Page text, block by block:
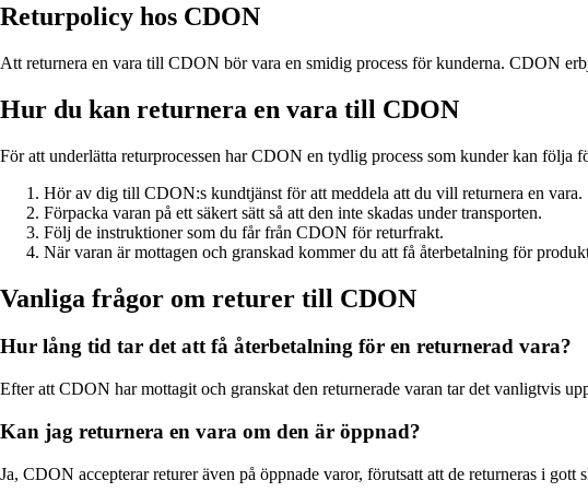
Returpolicy hos CDON
Att returnera en vara till CDON bör vara en smidig process för kunderna. CDON
Hur du kan returnera en vara till CDON
För att underlätta returprocessen har CDON en tydlig process som kunder kan
Hör av dig till CDON:s kundtjänst för att meddela att du vill returnera en vara.
Förpacka varan på ett säkert sätt så att den inte skadas under transporten.
Följ de instruktioner som du får från CDON för returfrakt.
När varan är mottagen och granskad kommer du att få återbetalning för
Vanliga frågor om returer till CDON
Hur lång tid tar det att få återbetalning för en returnerad vara?
Efter att CDON har mottagit och granskat den returnerade varan tar det vanligtvis
Kan jag returnera en vara om den är öppnad?
Ja, CDON accepterar returer även på öppnade varor, förutsatt att de returneras i